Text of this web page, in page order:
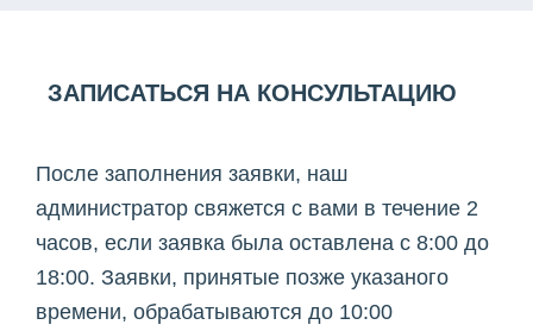
ЗАПИСАТЬСЯ НА КОНСУЛЬТАЦИЮ
После заполнения заявки, наш
администратор свяжется с вами в течение 2
часов, если заявка была оставлена с 8:00 до
18:00. Заявки, принятые позже указаного
времени, обрабатываются до 10:00